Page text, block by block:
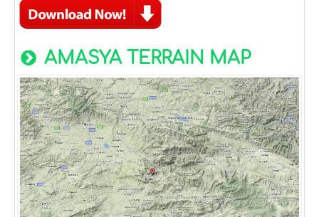
AMASYA TERRAIN MAP